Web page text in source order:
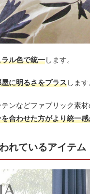
ル色で統一します。
に明るさをプラスします
ンなどファブリック素
合わせた方がより統一
れているアイテム